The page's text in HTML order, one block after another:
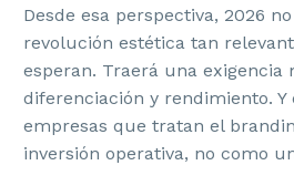
Desde esa perspectiva, 2026
revolución estética tan
esperan. Traerá una exigencia
diferenciación y rendimiento. Y
empresas que tratan el
inversión operativa, no como